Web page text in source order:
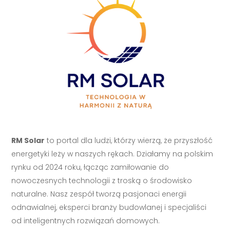
RM Solar to portal dla ludzi, którzy wierzą, że przyszłość
energetyki leży w naszych rękach. Działamy na polskim
rynku od 2024 roku, łącząc zamiłowanie do
nowoczesnych technologii z troską o środowisko
naturalne. Nasz zespół tworzą pasjonaci energii
odnawialnej, eksperci branży budowlanej i specjaliści
od inteligentnych rozwiązań domowych.